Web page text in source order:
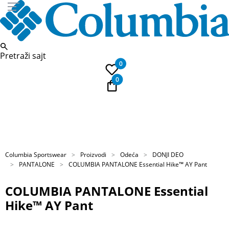
Pretraži sajt
0
0
Columbia Sportswear Proizvodi Odeća
DONJI DEO
PANTALONE
COLUMBIA PANTALONE Essential Hike™ AY Pant
COLUMBIA PANTALONE Essential
Hike™ AY Pant